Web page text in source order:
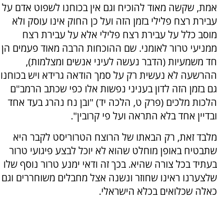
אמת, שקשה מאוד להוכיח וגם אין בכוחנו לשפוט אדם על
עבירת רצח פלילי בזמן הזה ועל כן החוק אינו עוסק ולא
מוסב כלל על עבירת רצח פלילי אלא על עבירת רצח
ממניעי טרור לאומני. שם ההוכחות הרבה מאוד פעמים הן
חד משמעיות (הדבר נעשה לעיני אנשים ומצלמות),
ההרשעה לא נעשית רק על סמך הודאה גרידא ויש בכוחנו
גם בזמן הזה לדון בעניני נפשות אלו כפי שכתב הרמב"ם
הלכות מלכים (פרק ט, הלכה יד) "ובן נח נהרג בעד אחד
ובדיין אחד בלא התראה ועל פי קרובין".
מלבד זאת, רק הבאתו של הרוצח הטרוריסט לקבר היא
שתבטיח באופן מוחלט שהוא לא יוכל לבצע פיגועי טרור
בעתיד בכל צורה שהיא. בכך זה ודאי ימנע טרור נוסף שלו
שלצערנו ראינו שחוזר ונשנה אצל מחבלים משוחררים וגם
כאלה שכלואים בכלא הישראלי.